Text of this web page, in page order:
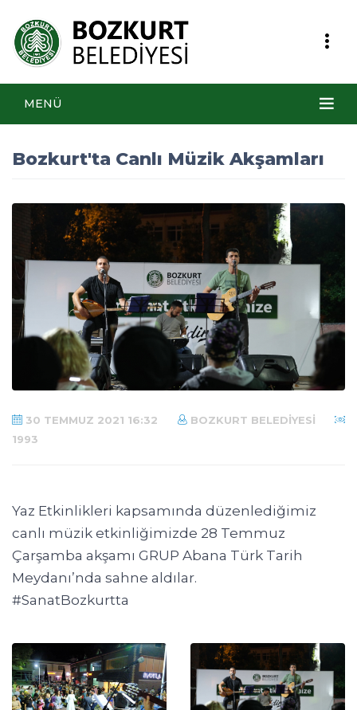
MENÜ
Bozkurt'ta Canlı Müzik Akşamları
30 TEMMUZ 2021 16:32
BOZKURT BELEDIYESI
1993
Yaz Etkinlikleri kapsamında düzenlediğimiz
canlı müzik etkinliğimizde 28 Temmuz
Çarşamba akşamı GRUP Abana Türk Tarih
Meydanı’nda sahne aldılar.
#SanatBozkurtta